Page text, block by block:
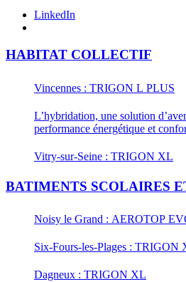
LinkedIn
HABITAT COLLECTIF
Vincennes : TRIGON L PLUS
L’hybridation, une solution
performance énergétique et
Vitry-sur-Seine : TRIGON XL
BATIMENTS SCOLAIRES
Noisy le Grand : AEROTOP
Six-Fours-les-Plages : TRIGON
Dagneux : TRIGON XL